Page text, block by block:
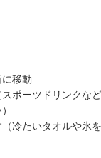
移動
ポーツドリンクな
冷たいタオルや氷を